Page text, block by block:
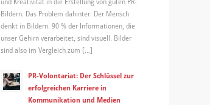
Bildern. Das Problem dahinter: Der Mensch
denkt in Bildern. 90 % der Informationen, die
unser Gehirn verarbeitet, sind visuell. Bilder
sind also im Vergleich zum […]
PR-Volontariat: Der Schlüssel zur
erfolgreichen Karriere in
Kommunikation und Medien